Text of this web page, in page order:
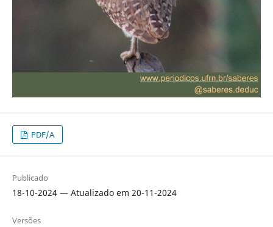
PDF/A
Publicado
18-10-2024 — Atualizado em 20-11-2024
Versões